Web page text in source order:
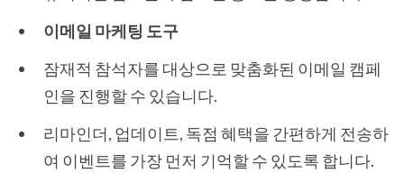
이메일 마케팅 도구
잠재적 참석자를 대상으로 맞춤화된 이메일 캠페
인을 진행할 수 있습니다.
리마인더, 업데이트, 독점 혜택을 간편하게 전송하
여 이벤트를 가장 먼저 기억할 수 있도록 합니다.